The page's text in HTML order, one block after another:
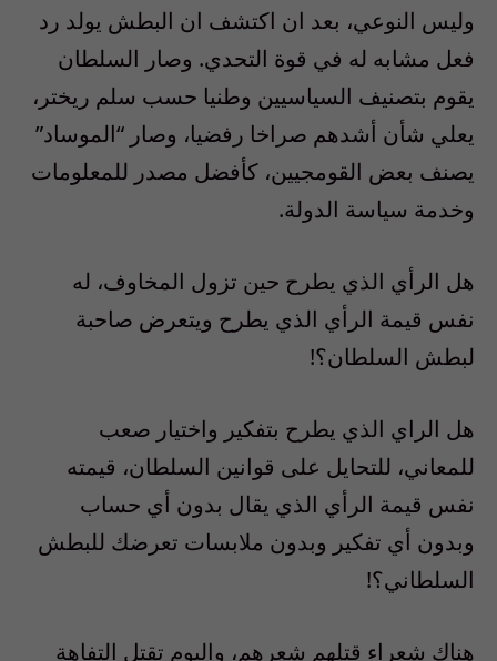
وليس النوعي، بعد ان اكتشف ان البطش يولد رد
فعل مشابه له في قوة التحدي. وصار السلطان
يقوم بتصنيف السياسيين وطنيا حسب سلم ريختر،
يعلي شأن أشدهم صراخا رفضيا، وصار “الموساد”
يصنف بعض القومجيين، كأفضل مصدر للمعلومات
وخدمة سياسة الدولة.
هل الرأي الذي يطرح حين تزول المخاوف، له
نفس قيمة الرأي الذي يطرح ويتعرض صاحبة
لبطش السلطان؟!
هل الراي الذي يطرح بتفكير واختيار صعب
للمعاني، للتحايل على قوانين السلطان، قيمته
نفس قيمة الرأي الذي يقال بدون أي حساب
وبدون أي تفكير وبدون ملابسات تعرضك للبطش
السلطاني؟!
هناك شعراء قتلهم شعرهم، واليوم تقتل التفاهة